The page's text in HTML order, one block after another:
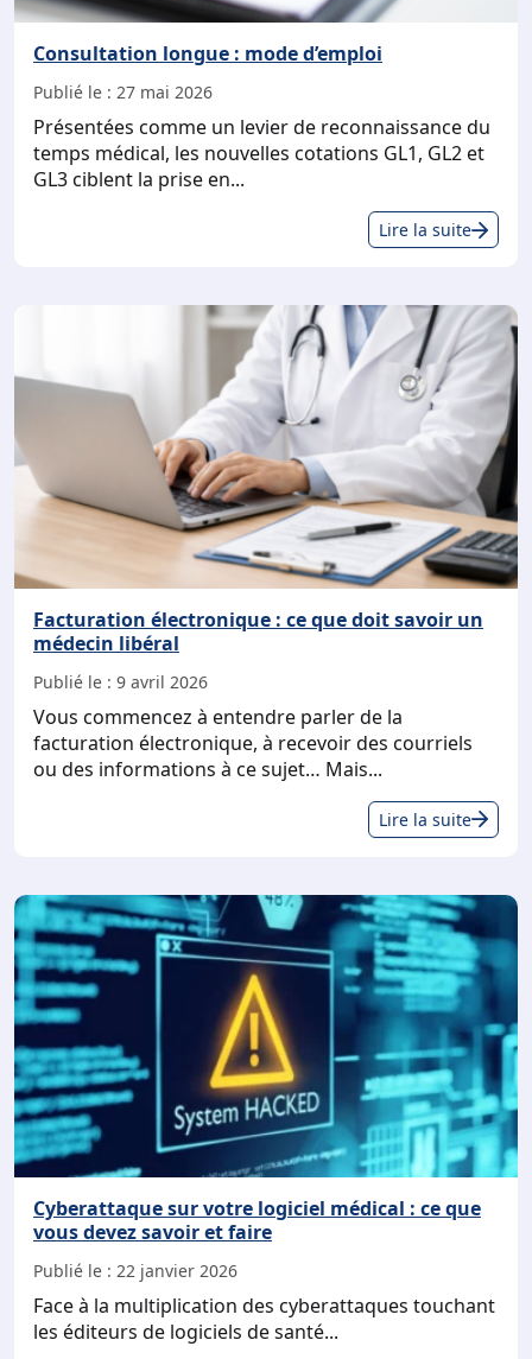
Consultation longue : mode d’emploi
Publié le : 27 mai 2026
Présentées comme un levier de reconnaissance du
temps médical, les nouvelles cotations GL1, GL2 et
GL3 ciblent la prise en...
Lire la suite
Facturation électronique : ce que doit savoir un
médecin libéral
Publié le : 9 avril 2026
Vous commencez à entendre parler de la
facturation électronique, à recevoir des courriels
ou des informations à ce sujet… Mais...
Lire la suite
ce
doit
Cyberattaque sur votre logiciel médical : ce que
vous devez savoir et faire
Publié le : 22 janvier 2026
Face à la multiplication des cyberattaques touchant
les éditeurs de logiciels de santé...